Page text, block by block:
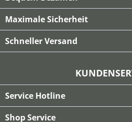
Maximale Sicherheit
Schneller Versand
Service Hotline
Shop Service